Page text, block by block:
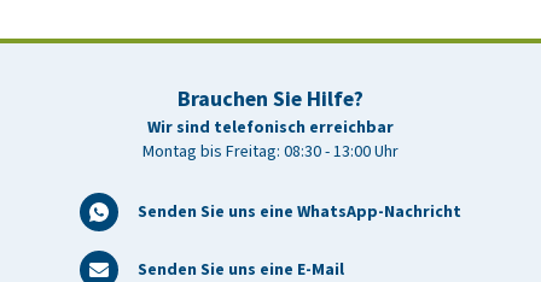
Brauchen Sie Hilfe?
Wir sind telefonisch erreichbar
Montag bis Freitag: 08:30 - 13:00 Uhr
Senden Sie uns eine WhatsApp-Nachricht
Senden Sie uns eine E-Mail